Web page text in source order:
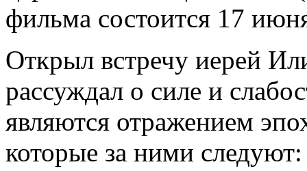
фильма состоится 17
Открыл встречу иерей
рассуждал о силе и
являются отражением
которые за ними следуют: